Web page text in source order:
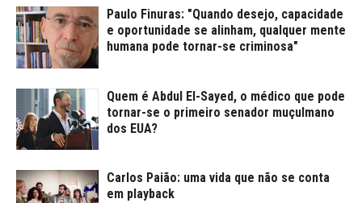
Paulo Finuras: "Quando desejo, capacidade
e oportunidade se alinham, qualquer mente
humana pode tornar-se criminosa"
Quem é Abdul El-Sayed, o médico que pode
tornar-se o primeiro senador muçulmano
dos EUA?
Carlos Paião: uma vida que não se conta
em playback